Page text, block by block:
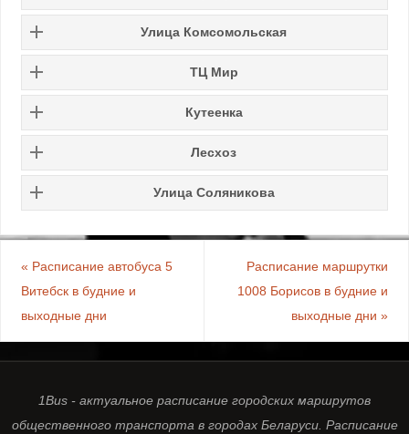
Улица Комсомольская
ТЦ Мир
Кутеенка
Лесхоз
Улица Соляникова
« Расписание автобуса 5
Витебск в будние и
выходные дни
Расписание маршрутки
1008 Борисов в будние и
выходные дни»
1Bus - актуальное расписание городских маршрутов
общественного транспорта в городах Беларуси. Расписание